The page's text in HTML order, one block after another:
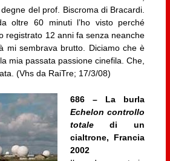
del prof. Biscroma di Bracardi.
oltre 60 minuti l’ho visto perché
registrato 12 anni fa senza neanche
mi sembrava brutto. Diciamo che è
mia passata passione cinefila. Che,
(Vhs da RaiTre; 17/3/08)
686 – La burla
Echelon controllo
totaledi un
cialtrone, Francia
2002